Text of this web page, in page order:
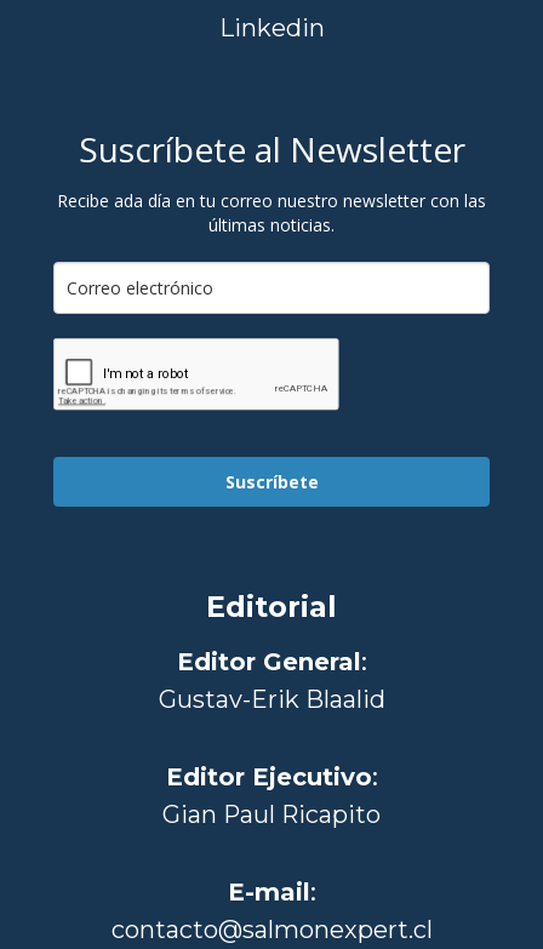
Linkedin
Suscríbete al Newsletter
Recibe ada día en tu correo nuestro newsletter con las
últimas noticias.
Suscríbete
Editorial
Editor General:
Gustav-Erik Blaalid
Editor Ejecutivo:
Gian Paul Ricapito
E-mail:
contacto@salmonexpert.cl